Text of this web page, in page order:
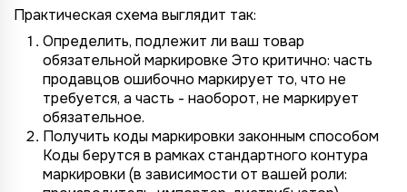
Практическая схема выглядит так:
Определить, подлежит ли ваш товар
обязательной маркировке Это критично: часть
продавцов ошибочно маркирует то, что не
требуется, а часть - наоборот, не маркирует
обязательное.
Получить коды маркировки законным способом
Коды берутся в рамках стандартного контура
маркировки (в зависимости от вашей роли: